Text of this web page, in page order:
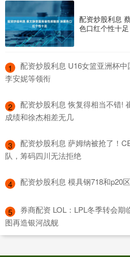
配资炒股利息
色口红个性十足
1
配资炒股利息 U16女篮亚洲杯中
李安妮等领衔
2
配资炒股利息 恢复得相当不错!
成绩和徐杰相差无几
3
配资炒股利息 萨姆纳被抢了！
队，筹码四川无法拒绝
4 配资炒股利息 模具钢718和p20
5
券商配资 LOL：LPL冬季转会
图再造银河战舰